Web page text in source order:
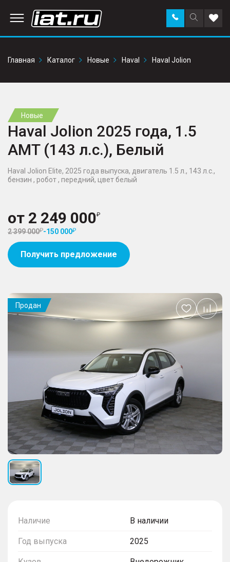
Поиск
по
Заказать
звонок в
Главная
Каталог Новые Haval Haval Jolion
Новые
Haval Jolion 2025 года, 1.5
AMT (143 л.с.), Белый
Haval Jolion Elite, 2025 года выпуска, двигатель 1.5 л., 143 л.с.,
бензин , робот , передний, цвет белый
от 2 249 000
2 399 000 -150 000
Получить предложение
Наличие В наличии
Год выпуска 2025
Продан
Добавить
в